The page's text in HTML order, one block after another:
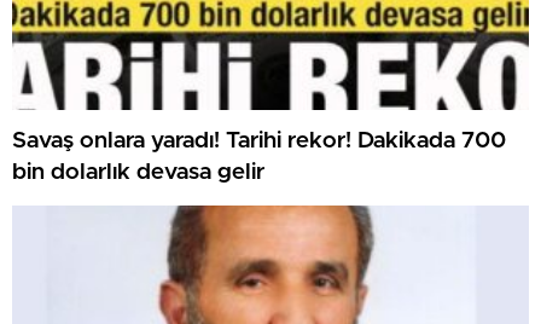
Savaş onlara yaradı! Tarihi rekor! Dakikada 700
bin dolarlık devasa gelir